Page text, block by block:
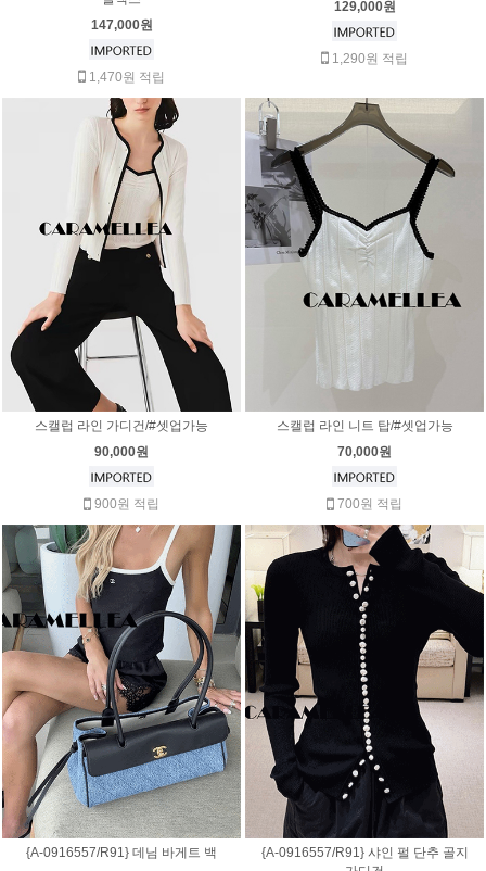
147,000원
1,470원 적립
129,000원
1,290원 적립
스캘럽 라인 가디건/#셋업가능
90,000원
900원 적립
스캘럽 라인 니트 탑/#셋업가능
70,000원
700원 적립
{A-0916557/R91} 데님 바게트 백
{A-0916557/R91} 샤인 펄 단추 골지